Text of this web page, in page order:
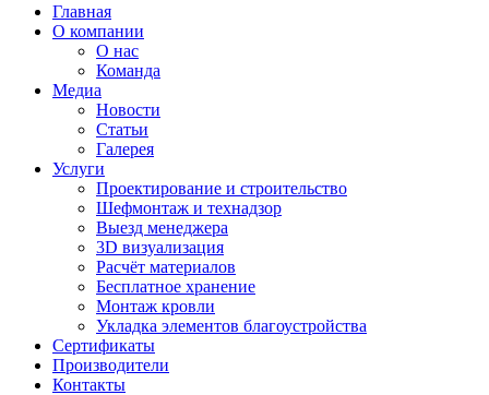
Главная
О компании
О нас
Команда
Медиа
Новости
Статьи
Галерея
Услуги
Проектирование и строительство
Шефмонтаж и технадзор
Выезд менеджера
3D визуализация
Расчёт материалов
Бесплатное хранение
Монтаж кровли
Укладка элементов благоустройства
Сертификаты
Производители
Контакты